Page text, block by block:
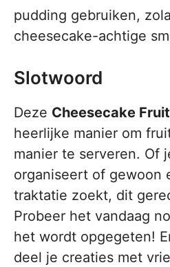
pudding gebruiken,
cheesecake-achtige
Slotwoord
Deze Cheesecake
heerlijke manier om
manier te serveren. Of
organiseert of gewoon
traktatie zoekt, dit
Probeer het vandaag
het wordt opgegeten!
deel je creaties met